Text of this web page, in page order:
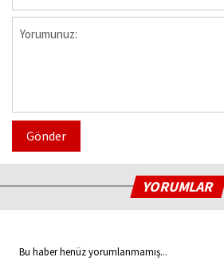
Gönder
YORUMLAR
Bu haber henüz yorumlanmamış...